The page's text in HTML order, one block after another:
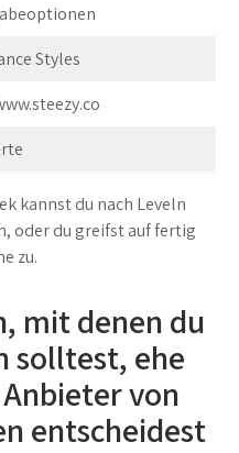
Styles
kannst du nach Leveln
oder du greifst auf fertig
zu.
mit denen du
solltest, ehe
von
entscheidest